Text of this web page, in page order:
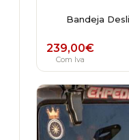
Bandeja
239,00€
Com Iva